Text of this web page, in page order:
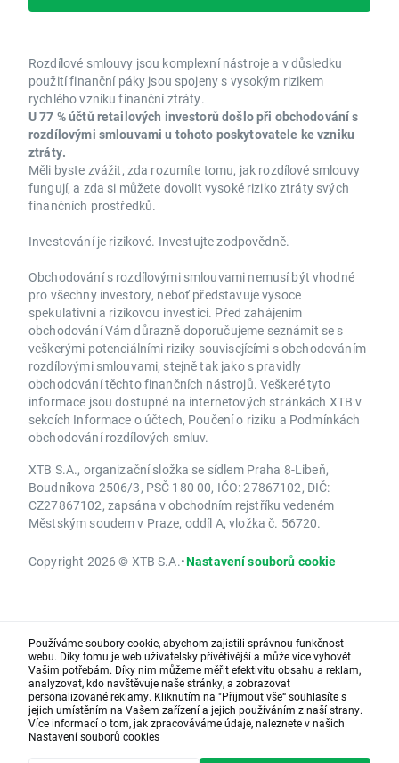
Rozdílové smlouvy jsou komplexní nástroje a v důsledku
použití finanční páky jsou spojeny s vysokým rizikem
rychlého vzniku finanční ztráty.
U 77 % účtů retailových investorů došlo při obchodování s
rozdílovými smlouvami u tohoto poskytovatele ke vzniku
ztráty.
Měli byste zvážit, zda rozumíte tomu, jak rozdílové smlouvy
fungují, a zda si můžete dovolit vysoké riziko ztráty svých
finančních prostředků.
Investování je rizikové. Investujte zodpovědně.
Obchodování s rozdílovými smlouvami nemusí být vhodné
pro všechny investory, neboť představuje vysoce
spekulativní a rizikovou investici. Před zahájením
obchodování Vám důrazně doporučujeme seznámit se s
veškerými potenciálními riziky souvisejícími s obchodováním
rozdílovými smlouvami, stejně tak jako s pravidly
obchodování těchto finančních nástrojů. Veškeré tyto
informace jsou dostupné na internetových stránkách XTB v
sekcích Informace o účtech, Poučení o riziku a Podmínkách
obchodování rozdílových smluv.
XTB S.A., organizační složka se sídlem Praha 8-Libeň,
Boudníkova 2506/3, PSČ 180 00, IČO: 27867102, DIČ:
CZ27867102, zapsána v obchodním rejstříku vedeném
Městským soudem v Praze, oddíl A, vložka č. 56720.
Copyright 2026 © XTB S.A.•Nastavení souborů cookie
Používáme soubory cookie, abychom zajistili správnou funkčnost
webu. Díky tomu je web uživatelsky přívětivější a může více vyhovět
Vašim potřebám. Díky nim můžeme měřit efektivitu obsahu a reklam,
analyzovat, kdo navštěvuje naše stránky, a zobrazovat
personalizované reklamy. Kliknutím na "Přijmout vše“ souhlasíte s
jejich umístěním na Vašem zařízení a jejich používáním z naší strany.
Více informací o tom, jak zpracováváme údaje, naleznete v našich
Nastavení souborů cookies